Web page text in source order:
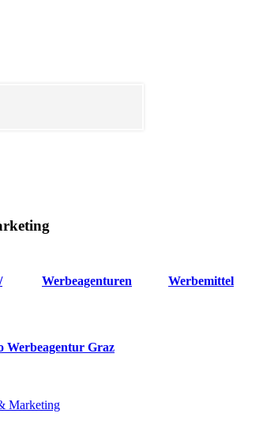
Werbeagenturen Werbemittel
Werbeagentur Graz
Marketing